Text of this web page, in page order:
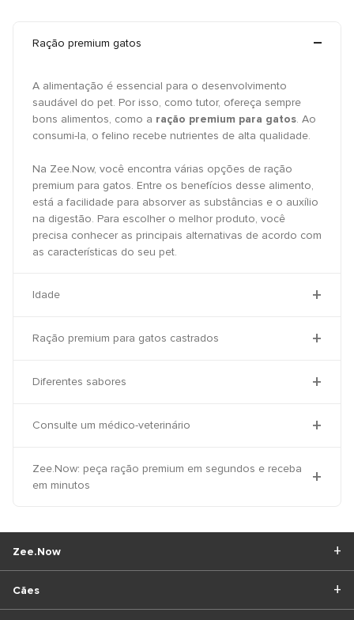
Ração premium gatos
A alimentação é essencial para o desenvolvimento
saudável do pet. Por isso, como tutor, ofereça sempre
bons alimentos, como a ração premium para gatos. Ao
consumi-la, o felino recebe nutrientes de alta qualidade.
Na Zee.Now, você encontra várias opções de ração
premium para gatos. Entre os benefícios desse alimento,
está a facilidade para absorver as substâncias e o auxílio
na digestão. Para escolher o melhor produto, você
precisa conhecer as principais alternativas de acordo com
as características do seu pet.
Idade
Ração premium para gatos castrados
Diferentes sabores
Consulte um médico-veterinário
Zee.Now: peça ração premium em segundos e receba
em minutos
Cães
Zee.Now